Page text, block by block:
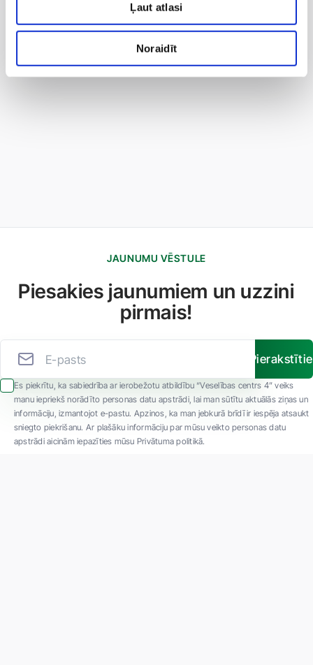
Ļaut atlasi
Noraidīt
JAUNUMU VĒSTULE
Piesakies jaunumiem un uzzini
pirmais!
Es piekrītu, ka sabiedrība ar ierobežotu atbildību “Veselības centrs 4” veiks
manu iepriekš norādīto personas datu apstrādi, lai man sūtītu aktuālās ziņas un
informāciju, izmantojot e-pastu. Apzinos, ka man jebkurā brīdī ir iespēja atsaukt
sniegto piekrišanu. Ar plašāku informāciju par mūsu veikto personas datu
apstrādi aicinām iepazīties mūsu Privātuma politikā.